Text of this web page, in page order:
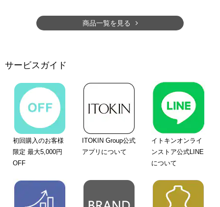
商品一覧を見る
サービスガイド
初回購入のお客様
限定 最大5,000円
OFF
ITOKIN Group公式
アプリについて
イトキンオンライ
ンストア公式LINE
について